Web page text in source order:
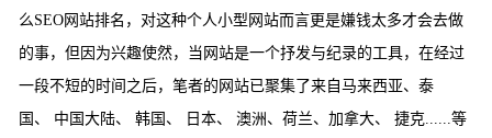
么SEO网站排名，对这种个人小型网站而言更是嫌钱太多才会去做
的事，但因为兴趣使然，当网站是一个抒发与纪录的工具，在经过
一段不短的时间之后，笔者的网站已聚集了来自马来西亚、泰
国、 中国大陆、 韩国、 日本、 澳洲、荷兰、加拿大、 捷克......等